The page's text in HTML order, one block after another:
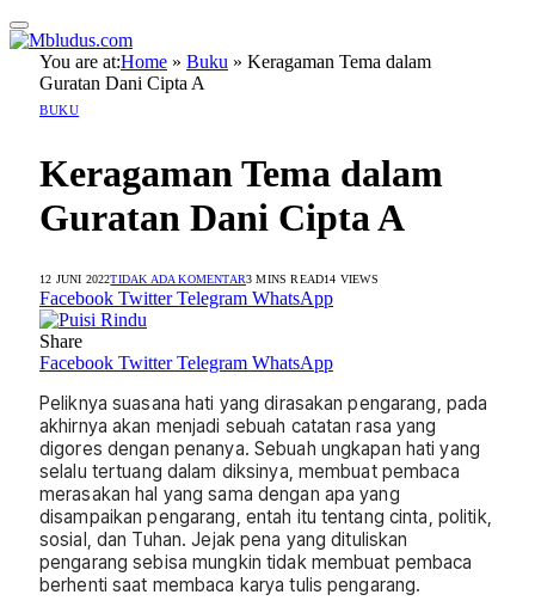
You are at:Home » Buku » Keragaman Tema dalam
Guratan Dani Cipta A
BUKU
Keragaman Tema dalam
Guratan Dani Cipta A
12 JUNI 2022TIDAK ADA KOMENTAR3 MINS READ14 VIEWS
Facebook Twitter Telegram WhatsApp
Share
Facebook Twitter Telegram WhatsApp
Peliknya suasana hati yang dirasakan pengarang, pada
akhirnya akan menjadi sebuah catatan rasa yang
digores dengan penanya. Sebuah ungkapan hati yang
selalu tertuang dalam diksinya, membuat pembaca
merasakan hal yang sama dengan apa yang
disampaikan pengarang, entah itu tentang cinta, politik,
sosial, dan Tuhan. Jejak pena yang dituliskan
pengarang sebisa mungkin tidak membuat pembaca
berhenti saat membaca karya tulis pengarang.